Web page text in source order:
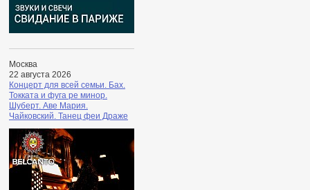
Москва
22 августа 2026
Концерт для всей семьи. Бах.
Токката и фуга ре минор.
Шуберт. Аве Мария.
Чайковский. Танец феи Драже